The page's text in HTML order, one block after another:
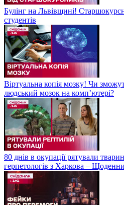
Булінг на Львівщині!
студентів
Віртуальна копія мозку! Чи
людський мозок на компʼютері?
80 днів в окупації рятували
герпетологів з Харкова –